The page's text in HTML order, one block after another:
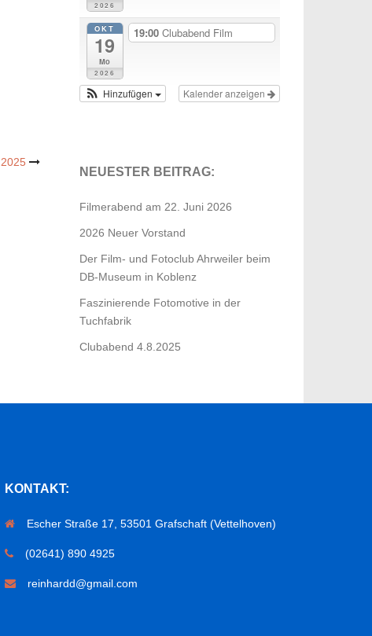
2026
OKT
19
Mo
2026
19:00 Clubabend Film
Kalender anzeigen
Hinzufügen
NEUESTER BEITRAG:
Filmerabend am 22. Juni 2026
2026 Neuer Vorstand
Der Film- und Fotoclub Ahrweiler beim
DB-Museum in Koblenz
Faszinierende Fotomotive in der
Tuchfabrik
Clubabend 4.8.2025
KONTAKT:
Escher Straße 17, 53501 Grafschaft (Vettelhoven)
(02641) 890 4925
reinhardd@gmail.com